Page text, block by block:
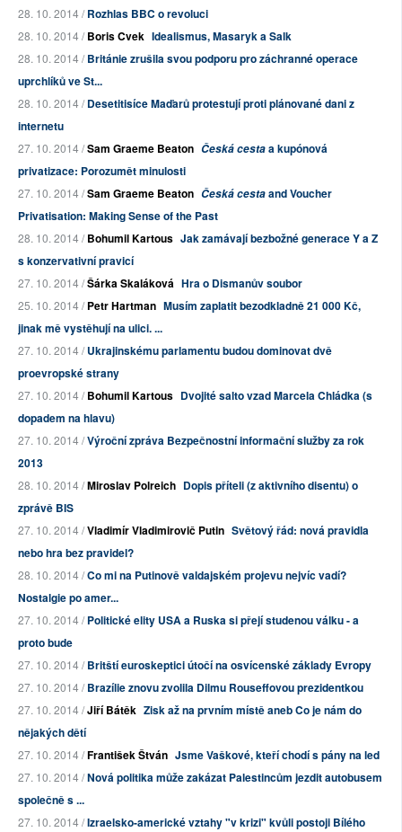
28. 10. 2014 /Rozhlas BBC o revoluci
28. 10. 2014 /Boris Cvek Idealismus, Masaryk a Salk
28. 10. 2014 /Británie zrušila svou podporu pro záchranné operace
uprchlíků ve St...
28. 10. 2014 /Desetitisíce Maďarů protestují proti plánované dani z
internetu
27. 10. 2014 /Sam Graeme Beaton Česká cestaa kupónová
privatizace: Porozumět minulosti
27. 10. 2014 /Sam Graeme Beaton Česká cestaand Voucher
Privatisation: Making Sense of the Past
28. 10. 2014 /Bohumil Kartous Jak zamávají bezbožné generace Y a Z
s konzervativní pravicí
27. 10. 2014 /Šárka Skaláková Hra o Dismanův soubor
25. 10. 2014 /Petr Hartman Musím zaplatit bezodkladně 21 000 Kč,
jinak mě vystěhují na ulici. ...
27. 10. 2014 /Ukrajinskému parlamentu budou dominovat dvě
proevropské strany
27. 10. 2014 /Bohumil Kartous Dvojité salto vzad Marcela Chládka (s
dopadem na hlavu)
27. 10. 2014 /Výroční zpráva Bezpečnostní informační služby za rok
2013
28. 10. 2014 /Miroslav Polreich Dopis příteli (z aktivního disentu) o
zprávě BIS
27. 10. 2014 /Vladimír Vladimirovič Putin Světový řád: nová pravidla
nebo hra bez pravidel?
28. 10. 2014 /Co mi na Putinově valdajském projevu nejvíc vadí?
Nostalgie po amer...
27. 10. 2014 /Politické elity USA a Ruska si přejí studenou válku - a
proto bude
27. 10. 2014 /Britští euroskeptici útočí na osvícenské základy Evropy
27. 10. 2014 /Brazílie znovu zvolila Dilmu Rouseffovou prezidentkou
27. 10. 2014 /Jiří Bátěk Zisk až na prvním místě aneb Co je nám do
nějakých dětí
27. 10. 2014 /František Štván Jsme Vaškové, kteří chodí s pány na led
27. 10. 2014 /Nová politika může zakázat Palestincům jezdit autobusem
společně s ...
27. 10. 2014 /Izraelsko-americké vztahy "v krizi" kvůli postoji Bílého